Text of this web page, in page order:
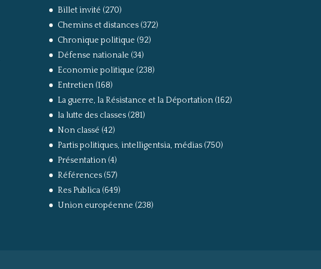
Billet invité (270)
Chemins et distances(372)
Chronique politique (92)
Défense nationale (34)
Economie politique (238)
Entretien(168)
La guerre, la Résistance et la Déportation(162)
la lutte des classes(281)
Non classé (42)
Partis politiques, intelligentsia, médias(750)
Présentation(4)
Références(57)
Res Publica(649)
Union européenne (238)